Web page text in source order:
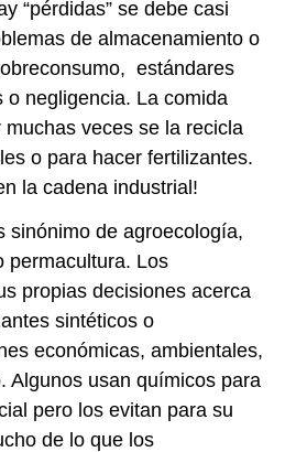
“pérdidas” se debe casi
de almacenamiento o
estándares
o negligencia. La comida
veces se la recicla
o para hacer fertilizantes.
la cadena industrial!
sinónimo de agroecología,
permacultura. Los
propias decisiones acerca
sintéticos o
económicas, ambientales,
Algunos usan químicos para
pero los evitan para su
de lo que los